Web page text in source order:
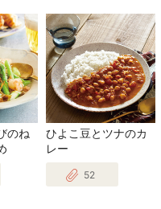
のね
ひよこ豆とツナのカ
レー
52